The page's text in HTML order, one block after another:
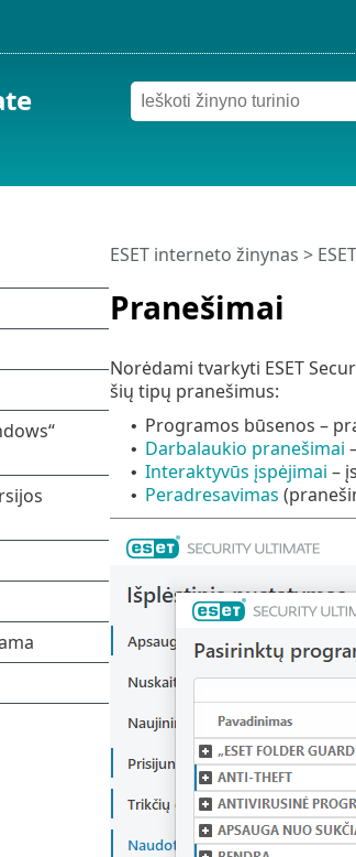
Pranešimai
ESET interneto žinynas >
Norėdami tvarkyti ESET
šių tipų pranešimus:
• Programos būsenos –
• Darbalaukio pranešimai
• Interaktyvūs įspėjimai –
• Peradresavimas